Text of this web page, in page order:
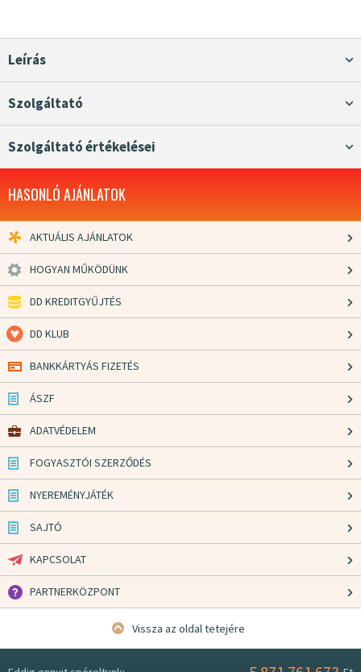
Leírás
Szolgáltató
Szolgáltató értékelései
HASONLÓ AJÁNLATOK
AKTUÁLIS AJÁNLATOK
HOGYAN MŰKÖDÜNK
DD KREDITGYŰJTÉS
DD KLUB
BANKKÁRTYÁS FIZETÉS
ÁSZF
ADATVÉDELEM
FOGYASZTÓI SZERZŐDÉS
NYEREMÉNYJÁTÉK
SAJTÓ
KAPCSOLAT
PARTNERKÖZPONT
Vissza az oldal tetejére